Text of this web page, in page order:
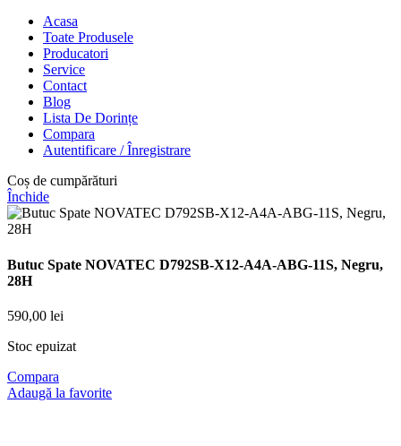
Acasa
Toate Produsele
Producatori
Service
Contact
Blog
Lista De Dorințe
Compara
Autentificare / Înregistrare
Coș de cumpărături
Închide
Butuc Spate NOVATEC D792SB-X12-A4A-ABG-11S, Negru,
28H
590,00 lei
Stoc epuizat
Compara
Adaugă la favorite